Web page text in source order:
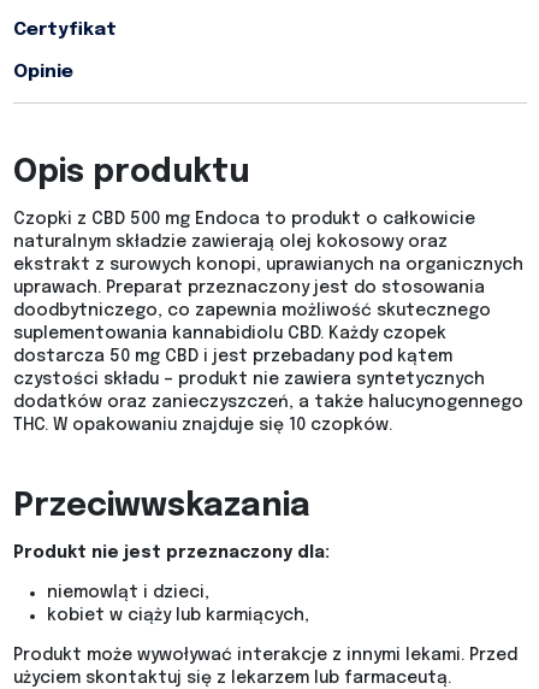
Certyfikat
Opinie
Opis produktu
Czopki z CBD 500 mg Endoca to produkt o całkowicie
naturalnym składzie zawierają olej kokosowy oraz
ekstrakt z surowych konopi, uprawianych na organicznych
uprawach. Preparat przeznaczony jest do stosowania
doodbytniczego, co zapewnia możliwość skutecznego
suplementowania kannabidiolu CBD. Każdy czopek
dostarcza 50 mg CBD i jest przebadany pod kątem
czystości składu – produkt nie zawiera syntetycznych
dodatków oraz zanieczyszczeń, a także halucynogennego
THC. W opakowaniu znajduje się 10 czopków.
Przeciwwskazania
Produkt nie jest przeznaczony dla:
niemowląt i dzieci,
kobiet w ciąży lub karmiących,
Produkt może wywoływać interakcje z innymi lekami. Przed
użyciem skontaktuj się z lekarzem lub farmaceutą.